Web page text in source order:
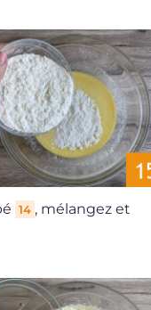
14 , mélangez et